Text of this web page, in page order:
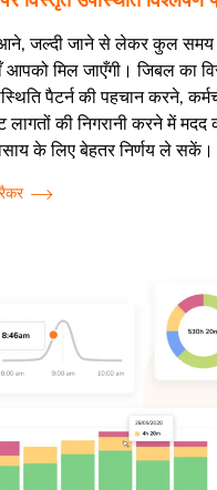
जल्दी जाने से लेकर कुल समय
आपको मिल जाएँगी। जिबल का
पैटर्न की पहचान करने,
की निगरानी करने में मदद
के लिए बेहतर निर्णय ले सकें।